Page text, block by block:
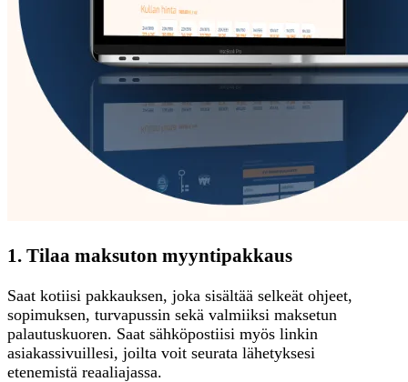
1. Tilaa maksuton myyntipakkaus
Saat kotiisi pakkauksen, joka sisältää selkeät ohjeet,
sopimuksen, turvapussin sekä valmiiksi maksetun
palautuskuoren. Saat sähköpostiisi myös linkin
asiakassivuillesi, joilta voit seurata lähetyksesi
etenemistä reaaliajassa.